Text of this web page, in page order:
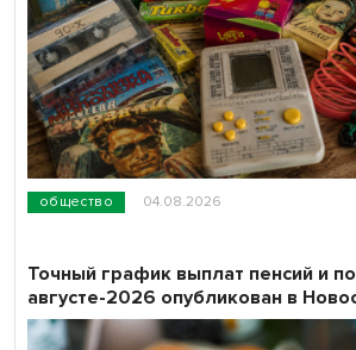
общество 04.08.2026
Точный график выплат пенсий и
августе-2026 опубликован в